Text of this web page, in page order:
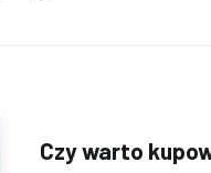
Czy warto